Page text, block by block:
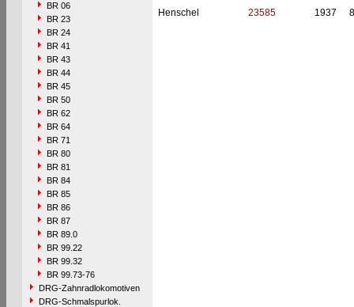
BR 06
BR 23
BR 24
BR 41
BR 43
BR 44
BR 45
BR 50
BR 62
BR 64
BR 71
BR 80
BR 81
BR 84
BR 85
BR 86
BR 87
BR 89.0
BR 99.22
BR 99.32
BR 99.73-76
DRG-Zahnradlokomotiven
DRG-Schmalspurlok.
Henschel
23585 1937